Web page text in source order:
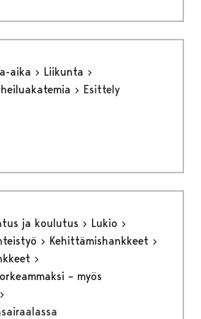
aika
Liikunta
Esittely
ja koulutus
Lukio
Kehittämishankkeet
– myös